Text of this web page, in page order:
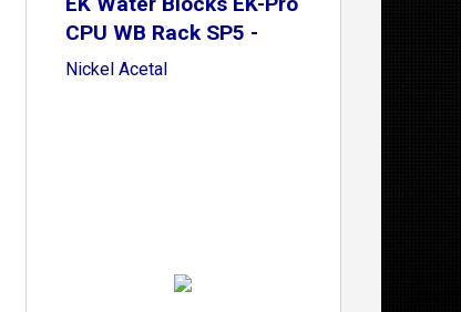
CPU WB Rack SP5 -
Nickel Acetal